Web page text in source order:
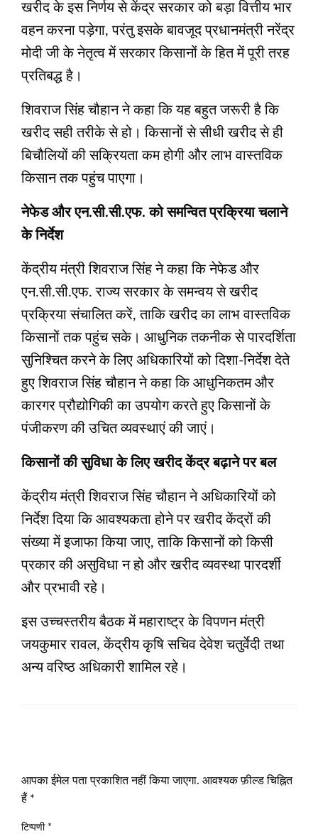
खरीद के इस निर्णय से केंद्र सरकार को बड़ा वित्तीय भार
वहन करना पड़ेगा, परंतु इसके बावजूद प्रधानमंत्री नरेंद्र
मोदी जी के नेतृत्व में सरकार किसानों के हित में पूरी तरह
प्रतिबद्ध है।
शिवराज सिंह चौहान ने कहा कि यह बहुत जरूरी है कि
खरीद सही तरीके से हो। किसानों से सीधी खरीद से ही
बिचौलियों की सक्रियता कम होगी और लाभ वास्तविक
किसान तक पहुंच पाएगा।
नेफेड और एन.सी.सी.एफ. को समन्वित प्रक्रिया चलाने
के निर्देश
केंद्रीय मंत्री शिवराज सिंह ने कहा कि नेफेड और
एन.सी.सी.एफ. राज्य सरकार के समन्वय से खरीद
प्रक्रिया संचालित करें, ताकि खरीद का लाभ वास्तविक
किसानों तक पहुंच सके। आधुनिक तकनीक से पारदर्शिता
सुनिश्चित करने के लिए अधिकारियों को दिशा-निर्देश देते
हुए शिवराज सिंह चौहान ने कहा कि आधुनिकतम और
कारगर प्रौद्योगिकी का उपयोग करते हुए किसानों के
पंजीकरण की उचित व्यवस्थाएं की जाएं।
किसानों की सुविधा के लिए खरीद केंद्र बढ़ाने पर बल
केंद्रीय मंत्री शिवराज सिंह चौहान ने अधिकारियों को
निर्देश दिया कि आवश्यकता होने पर खरीद केंद्रों की
संख्या में इजाफा किया जाए, ताकि किसानों को किसी
प्रकार की असुविधा न हो और खरीद व्यवस्था पारदर्शी
और प्रभावी रहे।
इस उच्चस्तरीय बैठक में महाराष्ट्र के विपणन मंत्री
जयकुमार रावल, केंद्रीय कृषि सचिव देवेश चतुर्वेदी तथा
अन्य वरिष्ठ अधिकारी शामिल रहे।
आपका ईमेल पता प्रकाशित नहीं किया जाएगा. आवश्यक फ़ील्ड चिह्नित
हैं *
टिप्पणी *